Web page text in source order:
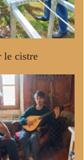
le cistre